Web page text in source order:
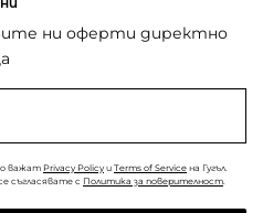
ни оферти директно
важат Privacy Policy и Terms of Service на Гугъл.
съгласявате с Политика за поверителност